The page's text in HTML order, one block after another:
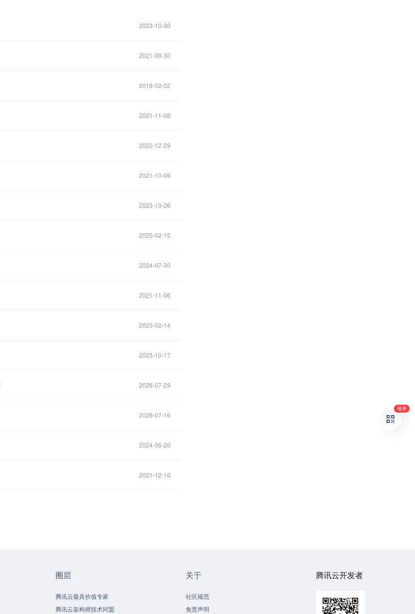
2023-10-30
2021-09-30
2018-02-02
2021-11-08
2022-12-29
2021-10-09
2023-10-26
2025-02-15
2024-07-30
2021-11-06
2025-02-14
2025-10-17
2026-07-29
2026-07-16
2024-06-20
2021-12-10
圈层
腾讯云最具价值专家
腾讯云架构师技术同盟
关于
社区规范
免责声明
腾讯云开发者
领券